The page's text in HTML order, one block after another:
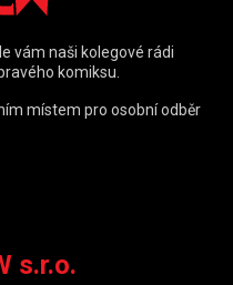
vám naši kolegové rádi
komiksu.
místem pro osobní odběr
s.r.o.